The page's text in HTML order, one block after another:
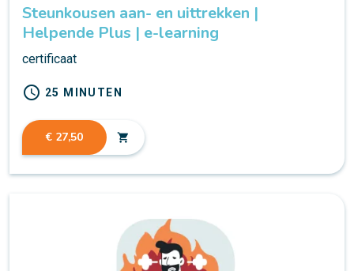
Steunkousen aan- en uittrekken |
Helpende Plus | e-learning
certificaat
schedule 25 MINUTEN
€ 27,50 shopping_cart